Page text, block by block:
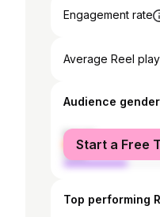
Engagement rate
Average Reel
Audience gender
female
male
Start a Free
Top performing